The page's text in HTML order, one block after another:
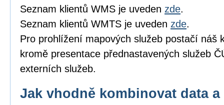
Seznam klientů WMS je uveden zde.
Seznam klientů WMTS je uveden zde.
Pro prohlížení mapových služeb postačí náš
kromě presentace přednastavených služeb
externích služeb.
Jak vhodně kombinovat data